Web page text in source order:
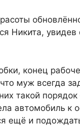
Никита,
конец
муж всегда
такой
автомобиль к
ещё и